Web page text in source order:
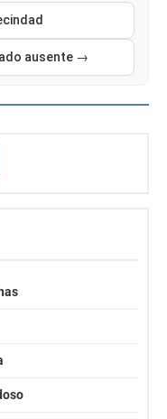
ausente →